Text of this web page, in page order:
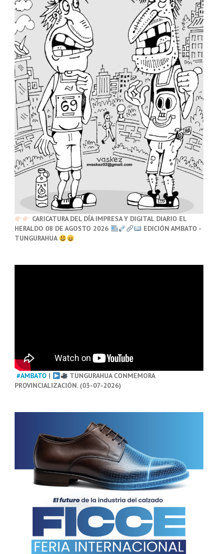
CARICATURA DEL DÍA IMPRESA Y DIGITAL DIARIO EL
HERALDO 08 DE AGOSTO 2026
EDICIÓN AMBATO -
TUNGURAHUA
#AMBATO |
TUNGURAHUA CONMEMORA
PROVINCIALIZACIÓN. (03-07-2026)